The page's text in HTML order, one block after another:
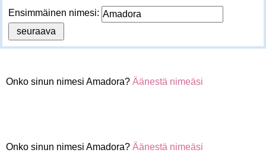
Ensimmäinen nimesi:
Onko sinun nimesi Amadora? Äänestä nimeäsi
Onko sinun nimesi Amadora? Äänestä nimeäsi